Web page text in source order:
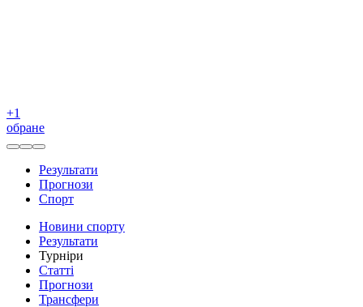
+1
обране
Результати
Прогнози
Спорт
Новини спорту
Результати
Турніри
Статті
Прогнози
Трансфери